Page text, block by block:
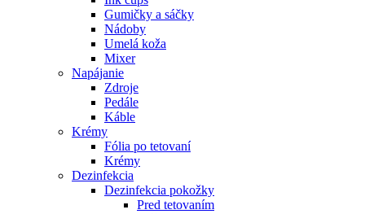
Gumičky a sáčky
Nádoby
Umelá koža
Mixer
Napájanie
Zdroje
Pedále
Káble
Krémy
Fólia po tetovaní
Krémy
Dezinfekcia
Dezinfekcia pokožky
Pred tetovaním